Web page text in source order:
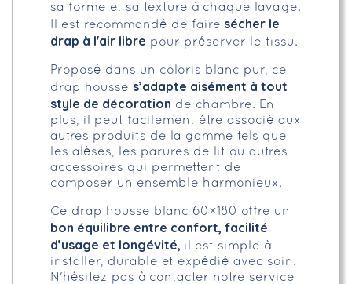
sa forme et sa texture à chaque lavage.
Il est recommandé de faire sécher le
drap à l'air libre pour préserver le tissu.
Proposé dans un coloris blanc pur, ce
drap housse s’adapte aisément à tout
style de décoration de chambre. En
plus, il peut facilement être associé aux
autres produits de la gamme tels que
les alèses, les parures de lit ou autres
accessoires qui permettent de
composer un ensemble harmonieux.
Ce drap housse blanc 60×180 offre un
bon équilibre entre confort, facilité
d’usage et longévité, il est simple à
installer, durable et expédié avec soin.
N'hésitez pas à contacter notre service